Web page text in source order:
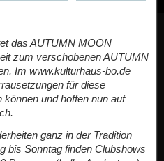
das AUTUMN MOON
zum verschobenen AUTUMN
Im www.kulturhaus-bo.de
für diese
und hoffen nun auf
ganz in der Tradition
bis Sonntag finden Clubshows